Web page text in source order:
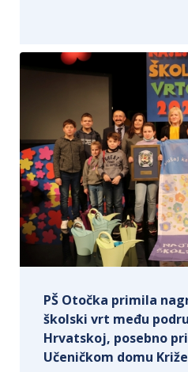
PŠ Otočka primila
školski vrt među
Hrvatskoj, posebno
Učeničkom domu